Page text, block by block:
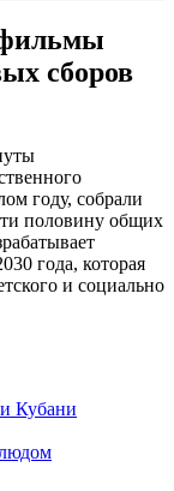
сборов
году, собрали
половину общих
года, которая
и социально
Кубани